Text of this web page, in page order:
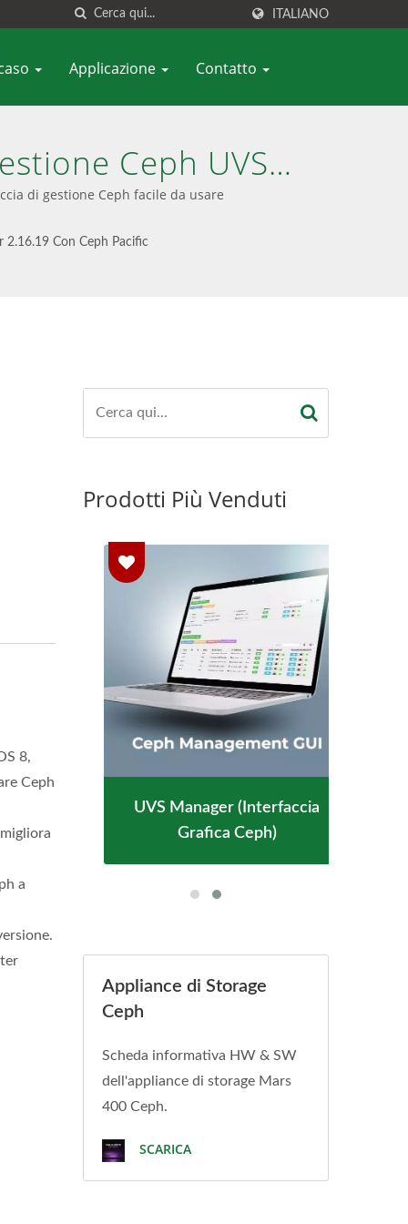
ITALIANO
Applicazione Contatto
Ceph UVS
Unificata Di
di gestione Ceph facile da usare
2.16.19 Con Ceph Pacific
8,
Ceph
a
Prodotti Più Venduti
UVS Manager (interfaccia
Grafica Ceph)
Appliance di Storage
Ceph
Scheda informativa HW & SW
dell'appliance di storage Mars
400 Ceph.
SCARICA